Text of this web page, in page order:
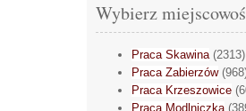
Wybierz
Praca Skawina(2313)
Praca Zabierzów
Praca Krzeszowice
Praca Modlniczka